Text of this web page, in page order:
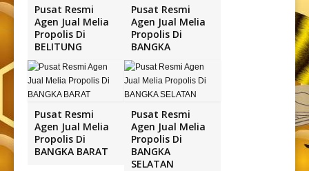
Pusat Resmi
Agen Jual Melia
Propolis Di
BELITUNG
Pusat Resmi
Agen Jual Melia
Propolis Di
BANGKA
Pusat Resmi
Agen Jual Melia
Propolis Di
BANGKA BARAT
Pusat Resmi
Agen Jual Melia
Propolis Di
BANGKA
SELATAN